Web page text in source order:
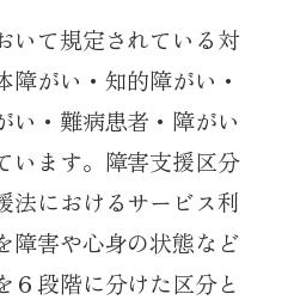
いて規定されている対
がい・知的障がい・
い・難病患者・障がい
います。障害支援区分
法におけるサービス利
障害や心身の状態など
６段階に分けた区分と